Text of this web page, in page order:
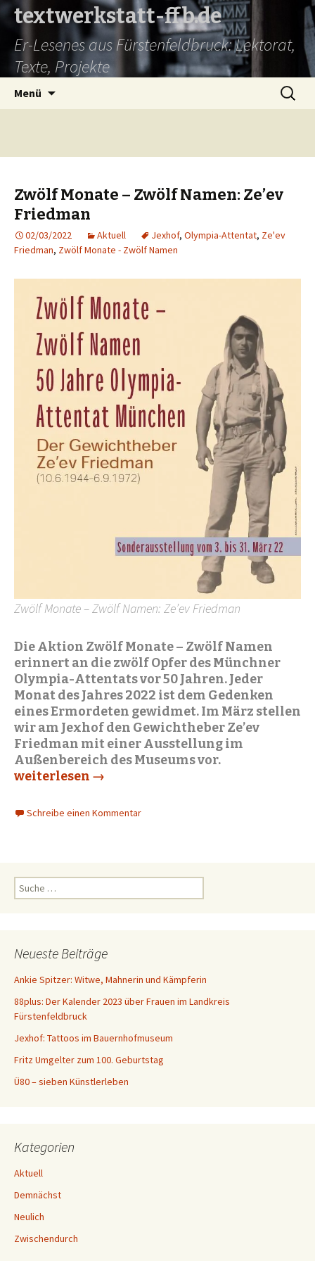
textwerkstatt-ffb.de
Er-Lesenes aus Fürstenfeldbruck: Lektorat,
Texte, Projekte
Menü
Suche
nach:
Zwölf Monate ­– Zwölf Namen: Ze’ev
Friedman
02/03/2022 Aktuell Jexhof, Olympia-Attentat, Ze'ev
Friedman, Zwölf Monate - Zwölf Namen
Zwölf Monate – Zwölf Namen: Ze’ev Friedman
Die Aktion Zwölf Monate – Zwölf Namen
erinnert an die zwölf Opfer des Münchner
Olympia-Attentats vor 50 Jahren. Jeder
Monat des Jahres 2022 ist dem Gedenken
eines Ermordeten gewidmet. Im März stellen
wir am Jexhof den Gewichtheber Ze’ev
Friedman mit einerAusstellung im
Außenbereich des Museums vor.
Zwölf Monate ­– Zwölf Namen: Ze’ev Friedman
weiterlesen →
Schreibe einen Kommentar
u
n
h
:
Neueste Beiträge
Ankie Spitzer: Witwe, Mahnerin und Kämpferin
88plus: Der Kalender 2023 über Frauen im Landkreis
Fürstenfeldbruck
Jexhof: Tattoos im Bauernhofmuseum
Fritz Umgelter zum 100. Geburtstag
Ü80 – sieben Künstlerleben
Kategorien
Aktuell
Demnächst
Neulich
Zwischendurch